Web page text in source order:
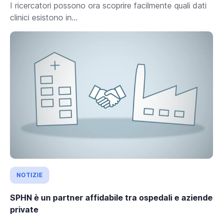
I ricercatori possono ora scoprire facilmente quali dati
clinici esistono in...
NOTIZIE
SPHN è un partner affidabile tra ospedali e aziende
private